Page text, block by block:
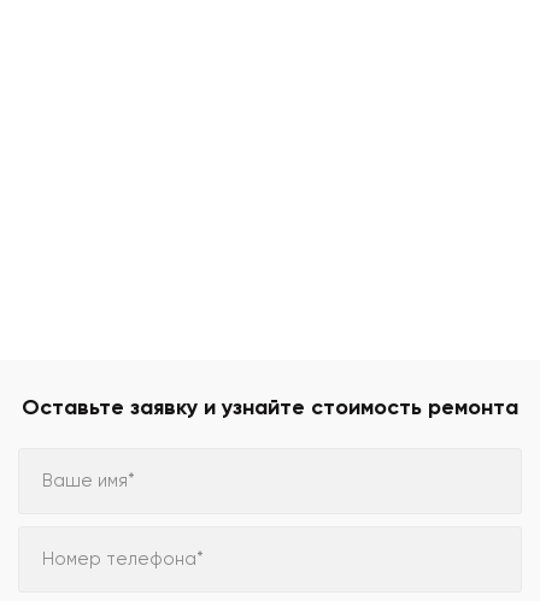
Оставьте заявку и узнайте стоимость ремонта
Ваше имя*
Номер телефона*